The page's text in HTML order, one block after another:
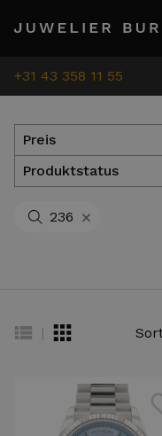
+31 43 358 11 55
Preis
Produktstatus
236 +
|